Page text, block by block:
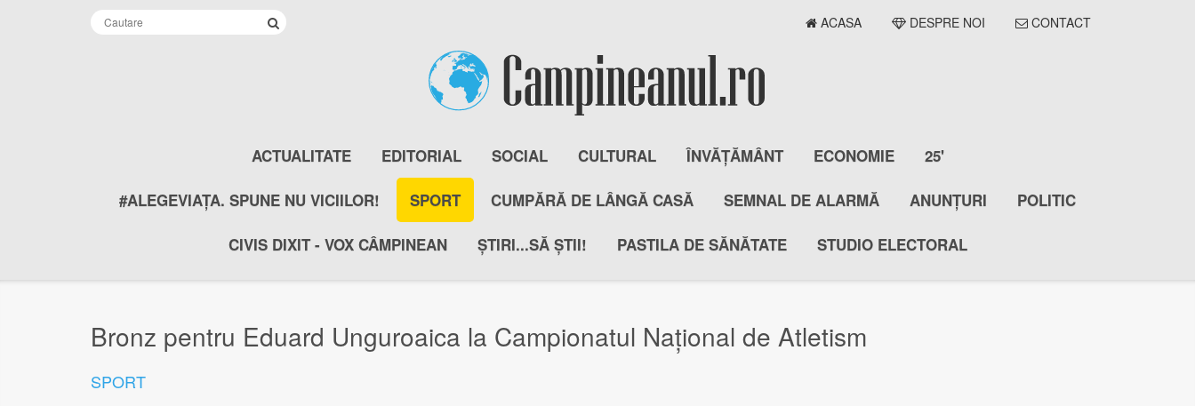
ACASA DESPRE NOI CONTACT
ACTUALITATE EDITORIAL SOCIAL CULTURAL ÎNVĂȚĂMÂNT ECONOMIE 25'
#ALEGEVIAȚA. SPUNE NU VICIILOR! SPORT CUMPĂRĂ DE LÂNGĂ CASĂ SEMNAL DE ALARMĂ ANUNȚURI POLITIC
CIVIS DIXIT - VOX CÂMPINEAN ȘTIRI...SĂ ȘTII! PASTILA DE SĂNĂTATE STUDIO ELECTORAL
Bronz pentru Eduard Unguroaica la Campionatul Național de Atletism
SPORT